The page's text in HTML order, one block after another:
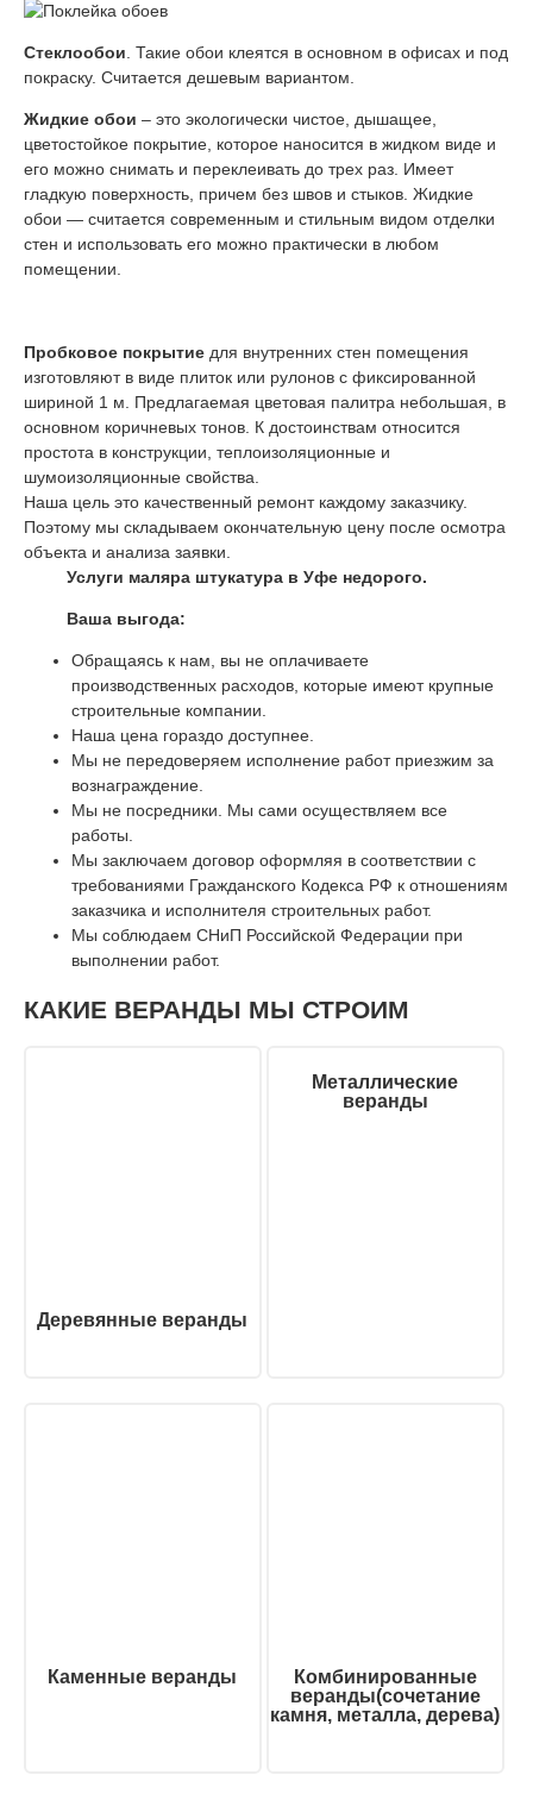
Стеклообои . Такие обои клеятся в основном в офисах и под
покраску. Считается дешевым вариантом.
Жидкие обои – это экологически чистое, дышащее,
цветостойкое покрытие, которое наносится в жидком виде и
его можно снимать и переклеивать до трех раз. Имеет
гладкую поверхность, причем без швов и стыков. Жидкие
обои — считается современным и стильным видом отделки
стен и использовать его можно практически в любом
помещении.
Пробковое покрытие для внутренних стен помещения
изготовляют в виде плиток или рулонов с фиксированной
шириной 1 м. Предлагаемая цветовая палитра небольшая, в
основном коричневых тонов. К достоинствам относится
простота в конструкции, теплоизоляционные и
шумоизоляционные свойства.
Наша цель это качественный ремонт каждому заказчику.
Поэтому мы складываем окончательную цену после осмотра
объекта и анализа заявки.
Услуги маляра штукатура в Уфе недорого.
Ваша выгода:
Обращаясь к нам, вы не оплачиваете
производственных расходов, которые имеют крупные
строительные компании.
Наша цена гораздо доступнее.
Мы не передоверяем исполнение работ приезжим за
вознаграждение.
Мы не посредники. Мы сами осуществляем все
работы.
Мы заключаем договор оформляя в соответствии с
требованиями Гражданского Кодекса РФ к отношениям
заказчика и исполнителя строительных работ.
Мы соблюдаем СНиП Российской Федерации при
выполнении работ.
КАКИЕ ВЕРАНДЫ МЫ СТРОИМ
Деревянные веранды
Металлические
веранды
Каменные веранды
Комбинированные
веранды(сочетание
камня, металла, дерева)